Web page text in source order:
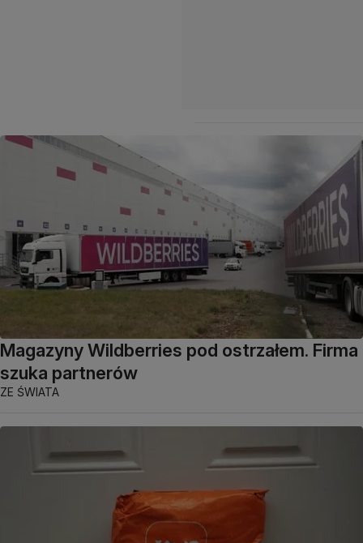
Magazyny Wildberries pod ostrzałem. Firma
szuka partnerów
ZE ŚWIATA